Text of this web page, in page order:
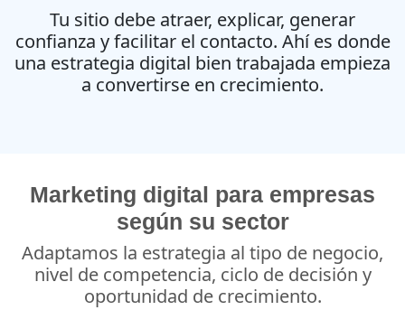
Tu sitio debe atraer, explicar, generar
confianza y facilitar el contacto. Ahí es donde
una estrategia digital bien trabajada empieza
a convertirse en crecimiento.
Marketing digital para empresas
según su sector
Adaptamos la estrategia al tipo de negocio,
nivel de competencia, ciclo de decisión y
oportunidad de crecimiento.